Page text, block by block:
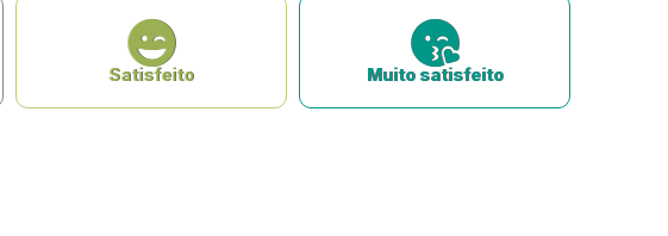
Satisfeito Muito satisfeito